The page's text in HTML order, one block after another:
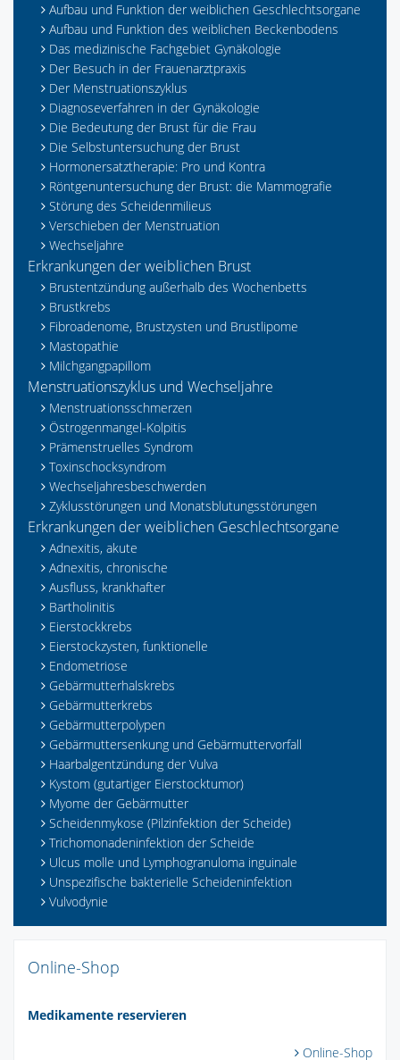
Aufbau und Funktion der weiblichen Geschlechtsorgane
Aufbau und Funktion des weiblichen Beckenbodens
Das medizinische Fachgebiet Gynäkologie
Der Besuch in der Frauenarztpraxis
Der Menstruationszyklus
Diagnoseverfahren in der Gynäkologie
Die Bedeutung der Brust für die Frau
Die Selbstuntersuchung der Brust
Hormonersatztherapie: Pro und Kontra
Röntgenuntersuchung der Brust: die Mammografie
Störung des Scheidenmilieus
Verschieben der Menstruation
Wechseljahre
Erkrankungen der weiblichen Brust
Brustentzündung außerhalb des Wochenbetts
Brustkrebs
Fibroadenome, Brustzysten und Brustlipome
Mastopathie
Milchgangpapillom
Menstruationszyklus und Wechseljahre
Menstruationsschmerzen
Östrogenmangel-Kolpitis
Prämenstruelles Syndrom
Toxinschocksyndrom
Wechseljahresbeschwerden
Zyklusstörungen und Monatsblutungsstörungen
Erkrankungen der weiblichen Geschlechtsorgane
Adnexitis, akute
Adnexitis, chronische
Ausfluss, krankhafter
Bartholinitis
Eierstockkrebs
Eierstockzysten, funktionelle
Endometriose
Gebärmutterhalskrebs
Gebärmutterkrebs
Gebärmutterpolypen
Gebärmuttersenkung und Gebärmuttervorfall
Haarbalgentzündung der Vulva
Kystom (gutartiger Eierstocktumor)
Myome der Gebärmutter
Scheidenmykose (Pilzinfektion der Scheide)
Trichomonadeninfektion der Scheide
Ulcus molle und Lymphogranuloma inguinale
Unspezifische bakterielle Scheideninfektion
Vulvodynie
Online-Shop
Medikamente reservieren
Online-Shop